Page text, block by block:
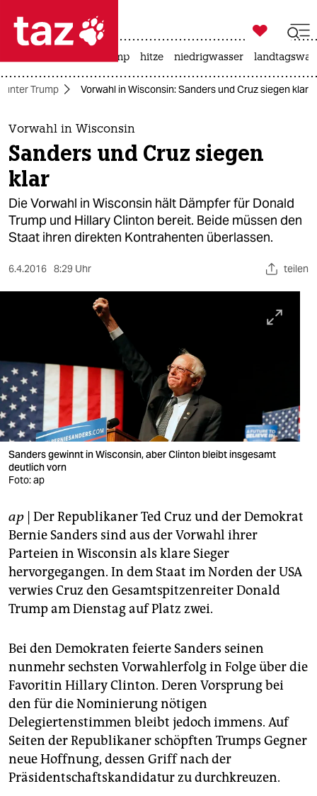
 taz zahl ich
taz zahl ich
themen
politik
öko
gesellschaft
sport
wahrheit
verlag
verlag
veranstaltungen
fragen & hilfe
unterstützen
genossenschaft

taz zahl ich
usa unter trump hitze niedrigwasser
unter Trump Vorwahl in Wisconsin: Sanders und Cruz siegen klar
Vorwahl in Wisconsin
Sanders und Cruz siegen
klar
Die Vorwahl in Wisconsin hält Dämpfer für Donald
Trump und Hillary Clinton bereit. Beide müssen den
Staat ihren direkten Kontrahenten überlassen.
6.4.2016 8:29 Uhr teilen
Sanders gewinnt in Wisconsin, aber Clinton bleibt insgesamt
deutlich vorn
Foto: ap
ap | Der Republikaner Ted Cruz und der Demokrat
Bernie Sanders sind aus der Vorwahl ihrer
Parteien in Wisconsin als klare Sieger
hervorgegangen. In dem Staat im Norden der USA
verwies Cruz den Gesamtspitzenreiter Donald
Trump am Dienstag auf Platz zwei.
Bei den Demokraten feierte Sanders seinen
nunmehr sechsten Vorwahlerfolg in Folge über die
Favoritin Hillary Clinton. Deren Vorsprung bei
den für die Nominierung nötigen
Delegiertenstimmen bleibt jedoch immens. Auf
Seiten der Republikaner schöpften Trumps Gegner
neue Hoffnung, dessen Griff nach der
Präsidentschaftskandidatur zu durchkreuzen.